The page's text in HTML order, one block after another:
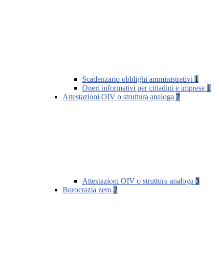
Scadenzario obblighi amministrativi 1
Oneri informativi per cittadini e imprese 1
Attestazioni OIV o struttura analoga 7
Attestazioni OIV o struttura analoga 3
Burocrazia zero 2